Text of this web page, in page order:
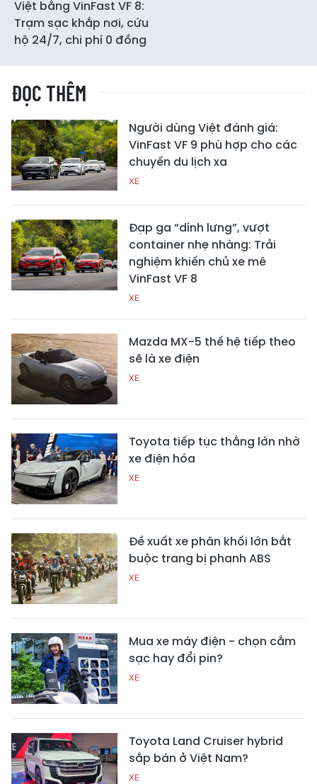
Việt bằng VinFast VF 8:
Trạm sạc khắp nơi, cứu
hộ 24/7, chi phí 0 đồng
ĐỌC THÊM
Người dùng Việt đánh giá:
VinFast VF 9 phù hợp cho các
chuyến du lịch xa
XE
Đạp ga “dính lưng”, vượt
container nhẹ nhàng: Trải
nghiệm khiến chủ xe mê
VinFast VF 8
XE
Mazda MX-5 thế hệ tiếp theo
sẽ là xe điện
XE
Toyota tiếp tục thắng lớn nhờ
xe điện hóa
XE
Đề xuất xe phân khối lớn bắt
buộc trang bị phanh ABS
XE
Mua xe máy điện - chọn cắm
sạc hay đổi pin?
XE
Toyota Land Cruiser hybrid
sắp bán ở Việt Nam?
XE